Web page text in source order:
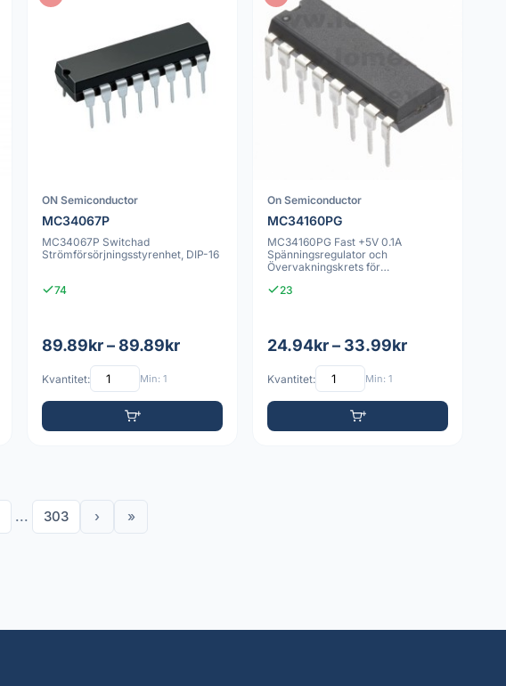
ON Semiconductor
MC34067P
MC34067P Switchad
Strömförsörjningsstyrenhet, DIP-16
74
89.89kr – 89.89kr
Kvantitet: Min: 1
On Semiconductor
MC34160PG
MC34160PG Fast +5V 0.1A
Spänningsregulator och
Övervakningskrets för
23
24.94kr – 33.99kr
Kvantitet: Min: 1
... 303 › »